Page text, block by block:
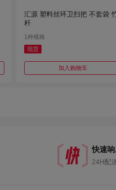
汇源 塑料丝环卫扫把 不套袋
杆
1种规格
现货
加入购物车
快速
24H配